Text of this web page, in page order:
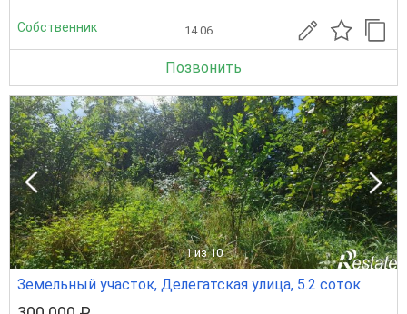
Собственник 14.06
Позвонить
1 из 10
Земельный участок, Делегатская улица, 5.2 соток